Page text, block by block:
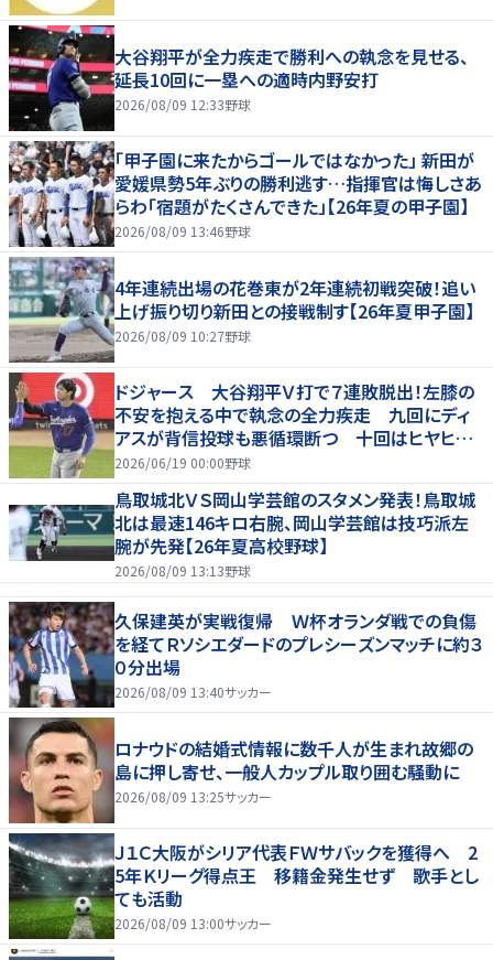
大谷翔平が全力疾走で勝利への執念を見せる、
延長10回に一塁への適時内野安打
2026/08/09 12:33野球
「甲子園に来たからゴールではなかった」 新田が
愛媛県勢5年ぶりの勝利逃す…指揮官は悔しさあ
らわ「宿題がたくさんできた」【26年夏の甲子園】
2026/08/09 13:46野球
4年連続出場の花巻東が2年連続初戦突破！追い
上げ振り切り新田との接戦制す【26年夏甲子園】
2026/08/09 10:27野球
ドジャース 大谷翔平Ｖ打で７連敗脱出！左膝の
不安を抱える中で執念の全力疾走 九回にディ
アスが背信投球も悪循環断つ 十回はヒヤヒヤ
もリード守る
2026/06/19 00:00野球
鳥取城北ＶＳ岡山学芸館のスタメン発表！鳥取城
北は最速146キロ右腕、岡山学芸館は技巧派左
腕が先発【26年夏高校野球】
2026/08/09 13:13野球
久保建英が実戦復帰 Ｗ杯オランダ戦での負傷
を経てＲソシエダードのプレシーズンマッチに約３
０分出場
2026/08/09 13:40サッカー
ロナウドの結婚式情報に数千人が生まれ故郷の
島に押し寄せ、一般人カップル取り囲む騒動に
2026/08/09 13:25サッカー
Ｊ１Ｃ大阪がシリア代表ＦＷサバックを獲得へ 2
5年Ｋリーグ得点王 移籍金発生せず 歌手とし
ても活動
2026/08/09 13:00サッカー